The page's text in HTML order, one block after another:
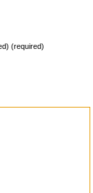
(required)